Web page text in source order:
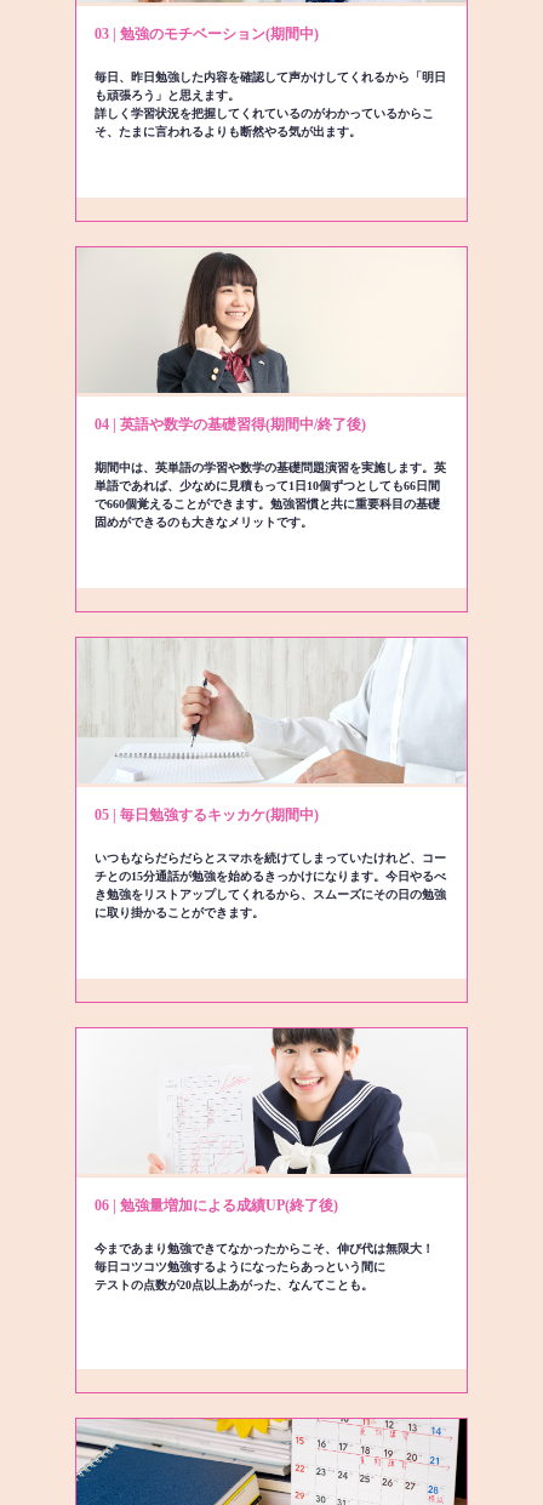
03 | 勉強のモチベーション(期間中)
毎日、昨日勉強した内容を確認して声かけしてくれるから「明日
も頑張ろう」と思えます。
詳しく学習状況を把握してくれているのがわかっているからこ
そ、たまに言われるよりも断然やる気が出ます。
04 | 英語や数学の基礎習得(期間中/終了後)
期間中は、英単語の学習や数学の基礎問題演習を実施します。英
単語であれば、少なめに見積もって1日10個ずつとしても66日間
で660個覚えることができます。勉強習慣と共に重要科目の基礎
固めができるのも大きなメリットです。
05 | 毎日勉強するキッカケ(期間中)
いつもならだらだらとスマホを続けてしまっていたけれど、コー
チとの15分通話が勉強を始めるきっかけになります。今日やるべ
き勉強をリストアップしてくれるから、スムーズにその日の勉強
に取り掛かることができます。
06 | 勉強量増加による成績UP(終了後)
今まであまり勉強できてなかったからこそ、伸び代は無限大！
毎日コツコツ勉強するようになったらあっという間に
テストの点数が20点以上あがった、なんてことも。